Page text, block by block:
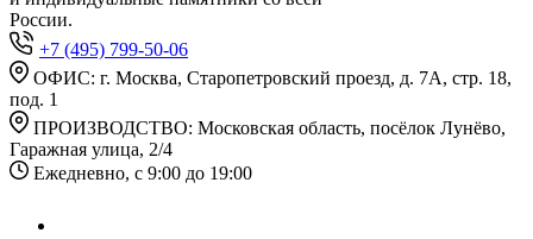
России.
+7 (495) 799-50-06
ОФИС: г. Москва, Старопетровский проезд, д. 7А, стр. 18,
под. 1
ПРОИЗВОДСТВО: Московская область, посёлок Лунёво,
Гаражная улица, 2/4
Ежедневно, с 9:00 до 19:00